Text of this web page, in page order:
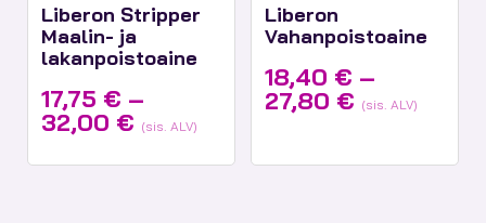
Liberon Stripper
Maalin- ja
lakanpoistoaine
17,75 € –
32,00 € Hintaluokka:
-
(sis. ALV)
Liberon
Vahanpoistoaine
18,40 € –
27,80 €
27,80 €
(sis. ALV)